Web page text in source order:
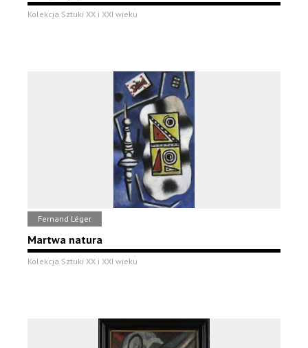
Kolekcja Sztuki XX i XXI wieku
Fernand Léger
Martwa natura
Kolekcja Sztuki XX i XXI wieku